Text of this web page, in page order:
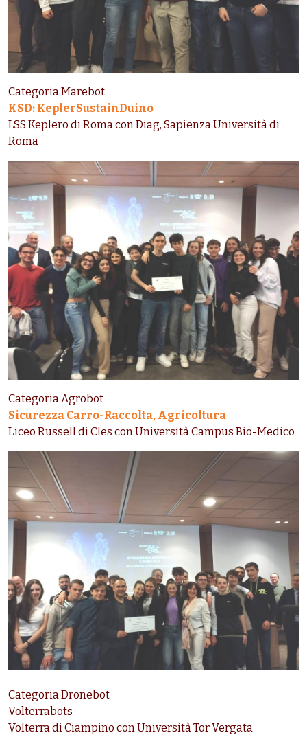
Categoria Marebot
KSD: KeplerSustainDuino
LSS Keplero di Roma con Diag, Sapienza Università di
Roma
Categoria Agrobot
Sicurezza Carro-Raccolta, Agricoltura
Liceo Russell di Cles con Università Campus Bio-Medico
Categoria Dronebot
Volterrabots
Volterra di Ciampino con Università Tor Vergata